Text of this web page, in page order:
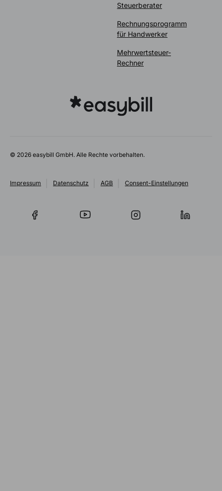
Steuerberater
Rechnungsprogramm
für Handwerker
Mehrwertsteuer-
Rechner
© 2026 easybill GmbH. Alle Rechte vorbehalten.
Impressum Datenschutz AGB Consent-Einstellungen